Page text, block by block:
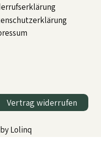
Vertrag widerrufen
Lolinq